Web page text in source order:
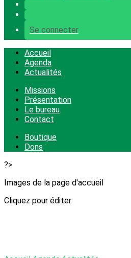
Se connecter
Accueil
Agenda
Actualités
Missions
Présentation
Le bureau
Contact
Boutique
Dons
?>
Images de la page d'accueil
Cliquez pour éditer